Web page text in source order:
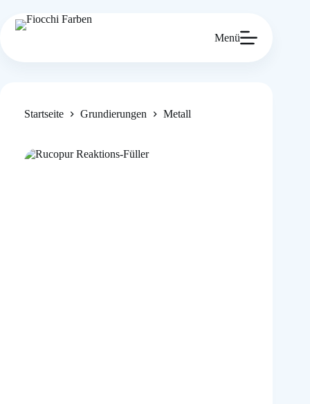
Inhalt
springen
Menü
Startseite Grundierungen Metall